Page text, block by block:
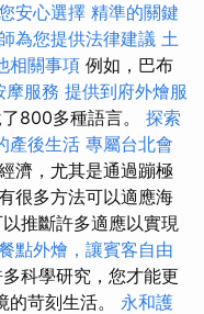
安心選擇 精準的關鍵
為您提供法律建議 土
相關事項 例如，巴布
摩服務 提供到府外燴服
800多種語言。 探索
產後生活 專屬台北會
濟，尤其是通過蹦極
很多方法可以適應海
推斷許多適應以實現
點外燴，讓賓客自由
科學研究，您才能更
苛刻生活。 永和護